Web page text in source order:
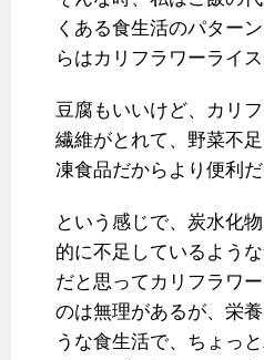
くある食生活のパター
らはカリフラワーライ
豆腐もいいけど、カリ
繊維がとれて、野菜不
凍食品だからより便利だ
という感じで、炭水化
的に不足しているよう
だと思ってカリフラワ
のは無理があるが、栄
うな食生活で、ちょっ